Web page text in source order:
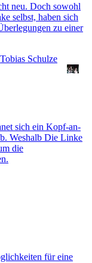
neu. Doch sowohl
selbst, haben sich
zu einer
Tobias Schulze
sich ein Kopf-an-
Weshalb Die Linke
die
für eine